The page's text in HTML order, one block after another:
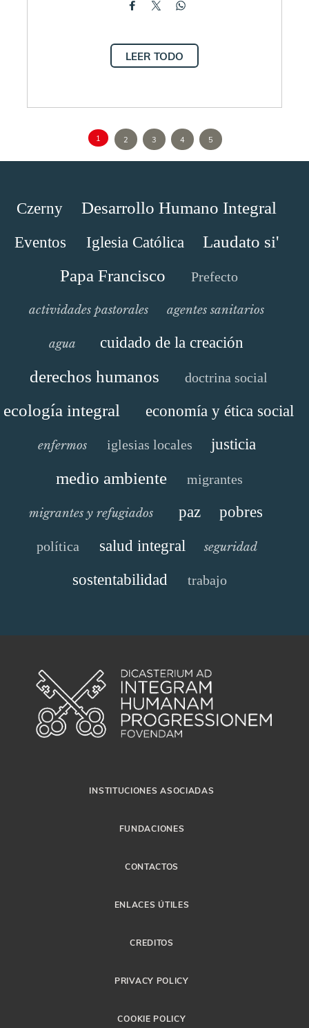
LEER TODO
1 2 3 4 5
Czerny Desarrollo Humano Integral
Eventos Iglesia Católica
Laudato si'
Papa Francisco
Prefecto
actividades pastorales agentes sanitarios
agua cuidado de la creación
derechos humanos doctrina social
ecología integral economía y ética social
enfermos iglesias locales justicia
medio ambiente migrantes
migrantes y refugiados paz pobres
política salud integral seguridad
sostentabilidad trabajo
INSTITUCIONES ASOCIADAS
FUNDACIONES
CONTACTOS
ENLACES ÚTILES
CREDITOS
PRIVACY POLICY
COOKIE POLICY